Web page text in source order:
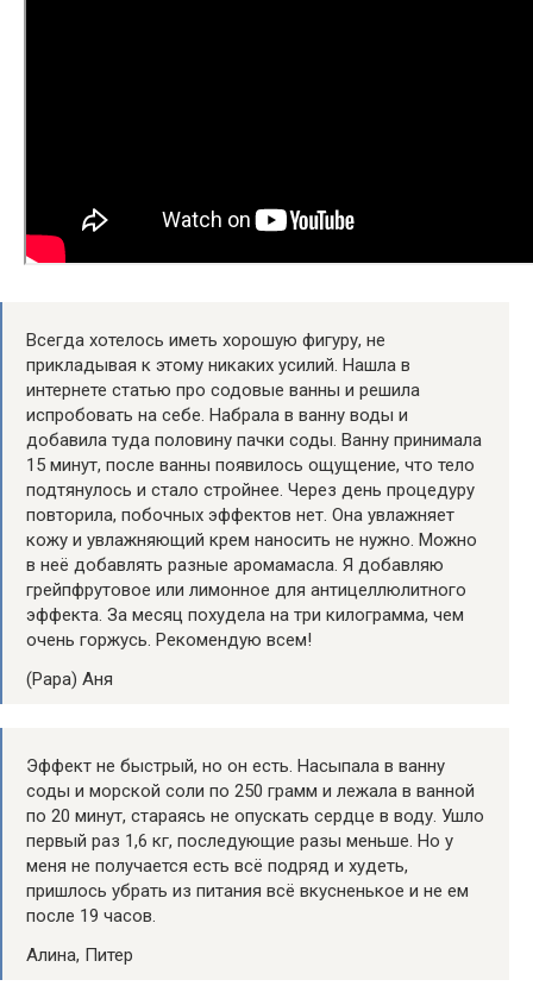
Всегда хотелось иметь хорошую фигуру, не
прикладывая к этому никаких усилий. Нашла в
интернете статью про содовые ванны и решила
испробовать на себе. Набрала в ванну воды и
добавила туда половину пачки соды. Ванну принимала
15 минут, после ванны появилось ощущение, что тело
подтянулось и стало стройнее. Через день процедуру
повторила, побочных эффектов нет. Она увлажняет
кожу и увлажняющий крем наносить не нужно. Можно
в неё добавлять разные аромамасла. Я добавляю
грейпфрутовое или лимонное для антицеллюлитного
эффекта. За месяц похудела на три килограмма, чем
очень горжусь. Рекомендую всем!
(Рара) Аня
Эффект не быстрый, но он есть. Насыпала в ванну
соды и морской соли по 250 грамм и лежала в ванной
по 20 минут, стараясь не опускать сердце в воду. Ушло
первый раз 1,6 кг, последующие разы меньше. Но у
меня не получается есть всё подряд и худеть,
пришлось убрать из питания всё вкусненькое и не ем
после 19 часов.
Алина, Питер